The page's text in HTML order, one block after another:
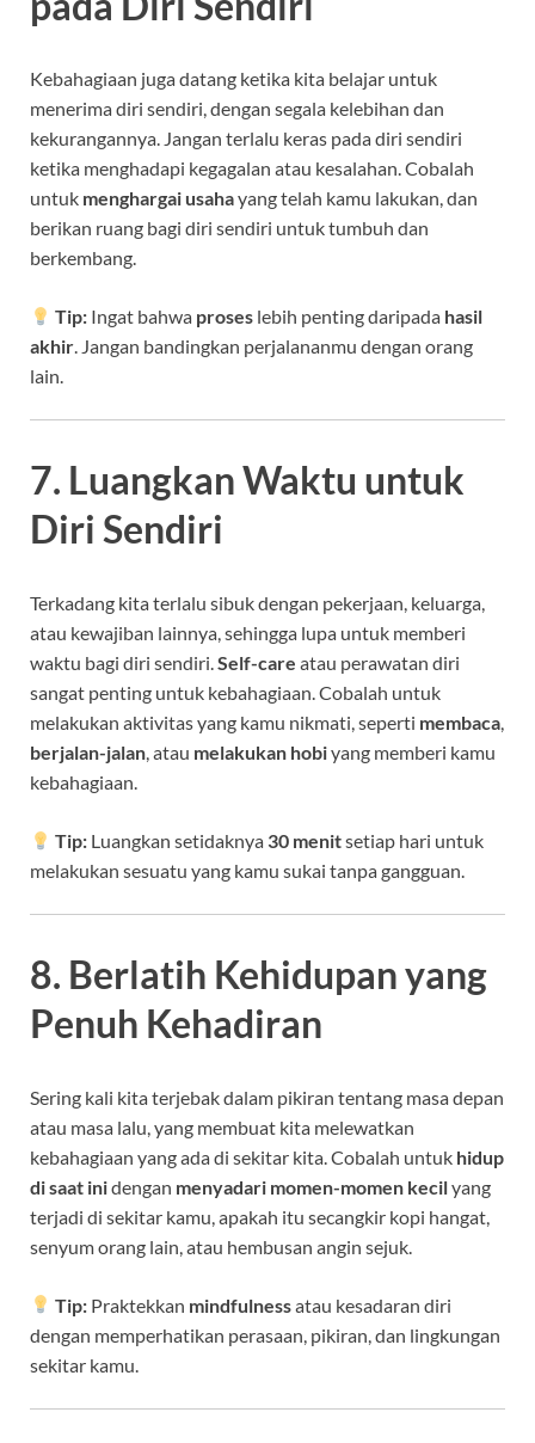
Kebahagiaan juga datang ketika kita belajar untuk
menerima diri sendiri, dengan segala kelebihan dan
kekurangannya. Jangan terlalu keras pada diri sendiri
ketika menghadapi kegagalan atau kesalahan. Cobalah
untuk menghargai usahayang telah kamu lakukan, dan
berikan ruang bagi diri sendiri untuk tumbuh dan
berkembang.
Tip: Ingat bahwa proses lebih penting daripada hasil
akhir. Jangan bandingkan perjalananmu dengan orang
lain.
7. Luangkan Waktu untuk
Diri Sendiri
Terkadang kita terlalu sibuk dengan pekerjaan, keluarga,
atau kewajiban lainnya, sehingga lupa untuk memberi
waktu bagi diri sendiri.Self-care atau perawatan diri
sangat penting untuk kebahagiaan. Cobalah untuk
melakukan aktivitas yang kamu nikmati, seperti membaca,
berjalan-jalan, atau melakukan hobiyang memberi kamu
kebahagiaan.
Tip: Luangkan setidaknya 30 menitsetiap hari untuk
melakukan sesuatu yang kamu sukai tanpa gangguan.
8. Berlatih Kehidupan yang
Penuh Kehadiran
Sering kali kita terjebak dalam pikiran tentang masa depan
atau masa lalu, yang membuat kita melewatkan
kebahagiaan yang ada di sekitar kita. Cobalah untuk hidup
di saat inidengan menyadari momen-momen kecilyang
terjadi di sekitar kamu, apakah itu secangkir kopi hangat,
senyum orang lain, atau hembusan angin sejuk.
Tip: Praktekkan mindfulnessatau kesadaran diri
dengan memperhatikan perasaan, pikiran, dan lingkungan
sekitar kamu.